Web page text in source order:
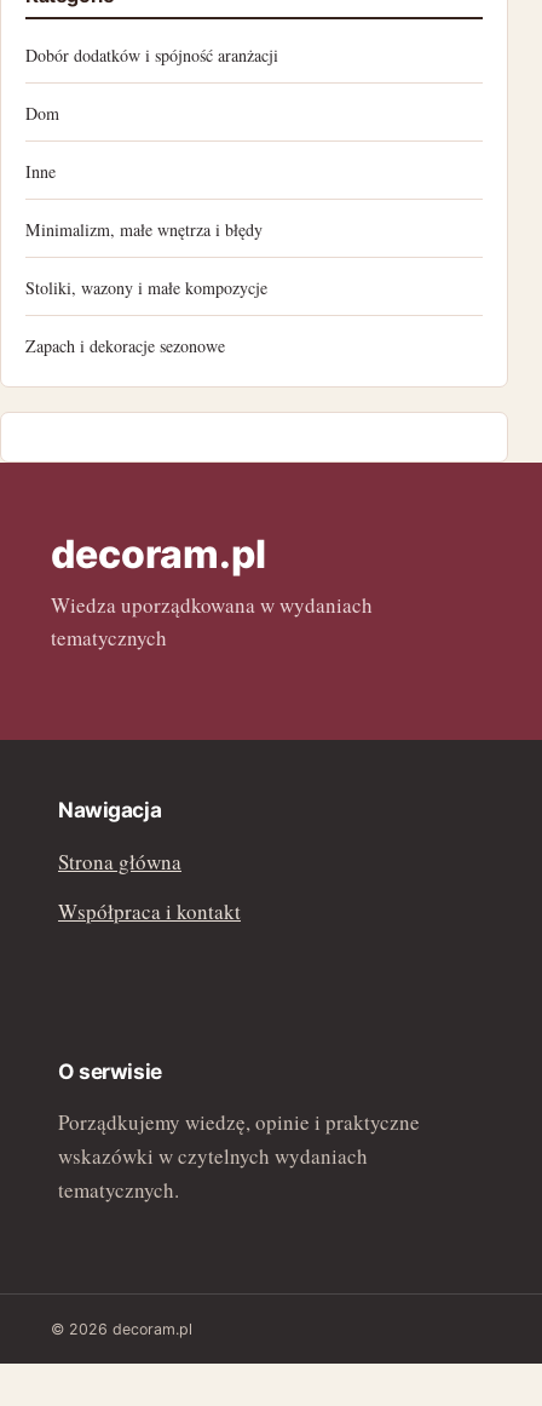
grudzień 2022
czerwiec 2022
marzec 2022
luty 2022
Dobór dodatków i spójność aranżacji
Dom
Inne
Minimalizm, małe wnętrza i błędy
Stoliki, wazony i małe kompozycje
Zapach i dekoracje sezonowe
decoram.pl
Wiedza uporządkowana w wydaniach
tematycznych
Nawigacja
Strona główna
Współpraca i kontakt
O serwisie
Porządkujemy wiedzę, opinie i praktyczne
wskazówki w czytelnych wydaniach
tematycznych.
© 2026 decoram.pl